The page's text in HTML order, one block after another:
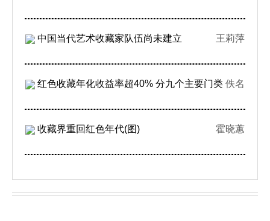
中国当代艺术收藏家队伍尚未建立 王莉萍
红色收藏年化收益率超40% 分九个主要门类 佚名
收藏界重回红色年代(图) 霍晓蕙